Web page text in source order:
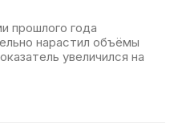
прошлого года
нарастил объёмы
увеличился на